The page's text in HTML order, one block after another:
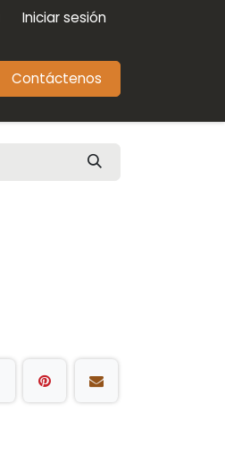
Iniciar sesión
Contáctenos